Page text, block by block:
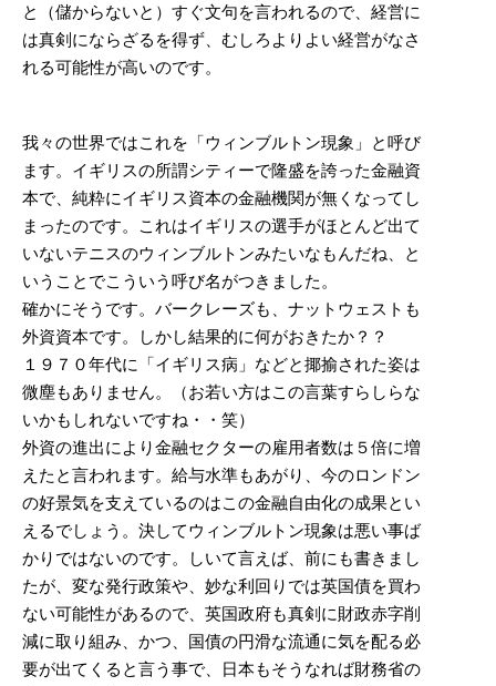
と（儲からないと）すぐ文句を言われるので、経営に
は真剣にならざるを得ず、むしろよりよい経営がなさ
れる可能性が高いのです。
我々の世界ではこれを「ウィンブルトン現象」と呼び
ます。イギリスの所謂シティーで隆盛を誇った金融資
本で、純粋にイギリス資本の金融機関が無くなってし
まったのです。これはイギリスの選手がほとんど出て
いないテニスのウィンブルトンみたいなもんだね、と
いうことでこういう呼び名がつきました。
確かにそうです。バークレーズも、ナットウェストも
外資資本です。しかし結果的に何がおきたか？？
１９７０年代に「イギリス病」などと揶揄された姿は
微塵もありません。（お若い方はこの言葉すらしらな
いかもしれないですね・・笑）
外資の進出により金融セクターの雇用者数は５倍に増
えたと言われます。給与水準もあがり、今のロンドン
の好景気を支えているのはこの金融自由化の成果とい
えるでしょう。決してウィンブルトン現象は悪い事ば
かりではないのです。しいて言えば、前にも書きまし
たが、変な発行政策や、妙な利回りでは英国債を買わ
ない可能性があるので、英国政府も真剣に財政赤字削
減に取り組み、かつ、国債の円滑な流通に気を配る必
要が出てくると言う事で、日本もそうなれば財務省の